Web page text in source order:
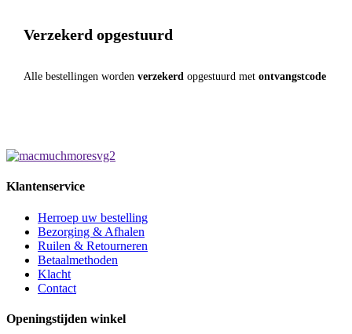
Verzekerd opgestuurd
Alle bestellingen worden verzekerd opgestuurd met ontvangstcode
Klantenservice
Herroep uw bestelling
Bezorging & Afhalen
Ruilen & Retourneren
Betaalmethoden
Klacht
Contact
Openingstijden winkel